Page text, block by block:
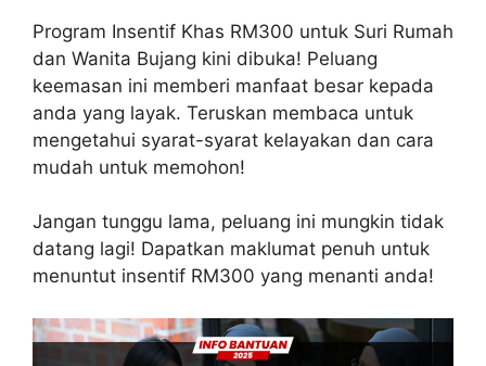
Program Insentif Khas RM300 untuk Suri Rumah
dan Wanita Bujang kini dibuka! Peluang
keemasan ini memberi manfaat besar kepada
anda yang layak. Teruskan membaca untuk
mengetahui syarat-syarat kelayakan dan cara
mudah untuk memohon!
Jangan tunggu lama, peluang ini mungkin tidak
datang lagi! Dapatkan maklumat penuh untuk
menuntut insentif RM300 yang menanti anda!